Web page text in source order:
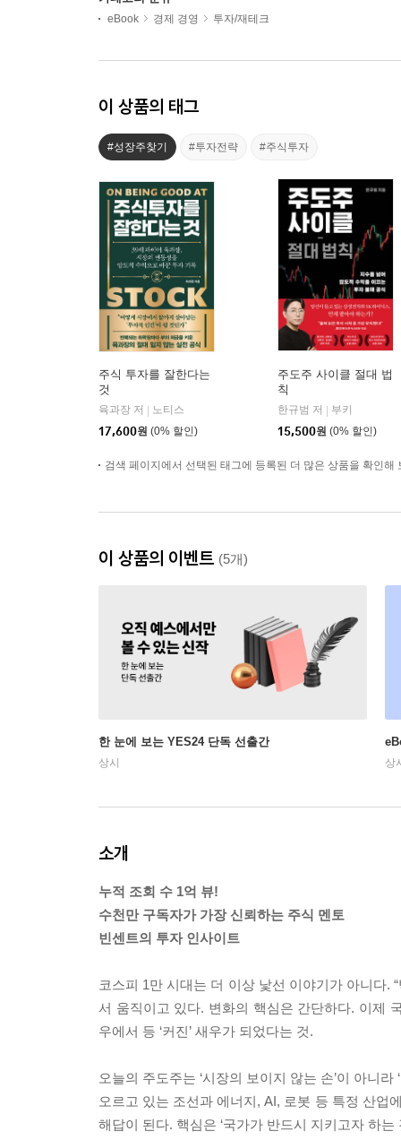
eBook 경제 경영 투자/재테크
이 상품의 태그
#성장주찾기 #투자전략 #주식투자
주식 투자를 잘한다는
것
육과장 저
노티스
17,600원 (0% 할인)
주도주 사이클 절대 법
칙
한규범 저
부키
15,500원 (0% 할인)
검색 페이지에서 선택된 태그에 등록된 더 많은 상품을 확인해
이 상품의 이벤트 (5개)
한 눈에 보는 YES24 단독 선출간
상시 상
소개
누적 조회 수 1억 뷰!
수천만 구독자가 가장 신뢰하는 주식 멘토
빈센트의 투자 인사이트
코스피 1만 시대는 더 이상 낯선 이야기가 아니다.
서 움직이고 있다. 변화의 핵심은 간단하다. 이제
우에서 등 ‘커진’ 새우가 되었다는 것.
오늘의 주도주는 ‘시장의 보이지 않는 손’이 아니
오르고 있는 조선과 에너지, AI, 로봇 등 특정 산업
해답이 된다. 핵심은 ‘국가가 반드시 지키고자 하는